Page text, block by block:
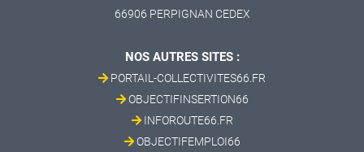
66906 PERPIGNAN CEDEX
NOS AUTRES SITES :
PORTAIL-COLLECTIVITES66.FR
OBJECTIFINSERTION66
INFOROUTE66.FR
OBJECTIFEMPLOI66